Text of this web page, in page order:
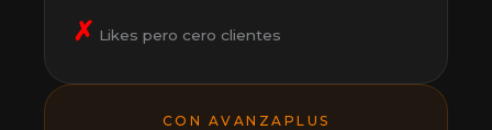
✗ Likes pero cero clientes
CON AVANZAPLUS